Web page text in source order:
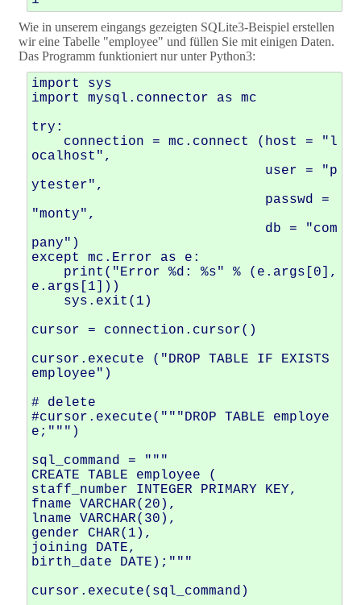
Wie in unserem eingangs gezeigten SQLite3-Beispiel erstellen
wir eine Tabelle "employee" und füllen Sie mit einigen Daten.
Das Programm funktioniert nur unter Python3:
import sys
import mysql.connector as mc
try:
ocalhost",
ytester",
"monty",
pany")
except mc.Error as e:
e.args[1]))
cursor = connection.cursor()
cursor.execute ("DROP TABLE IF EXISTS
employee")
# delete
#cursor.execute("""DROP TABLE employe
e;""")
sql_command = """
CREATE TABLE employee (
staff_number INTEGER PRIMARY KEY,
fname VARCHAR(20),
lname VARCHAR(30),
gender CHAR(1),
joining DATE,
birth_date DATE);"""
cursor.execute(sql_command)